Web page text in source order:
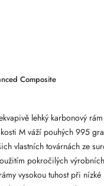
Composite
lehký karbonový
M váží pouhých 995
vlastních továrnách ze
pokročilých
vysokou tuhost při nízké